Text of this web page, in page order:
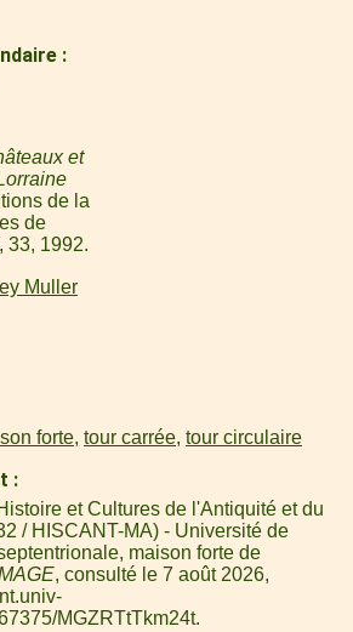
et
de la
de
33, 1992.
Muller
forte, tour carrée, tour circulaire
et Cultures de l'Antiquité et du
/ HISCANT-MA) - Université de
maison forte de
, consulté le 7 août 2026,
MGZRTtTkm24t.